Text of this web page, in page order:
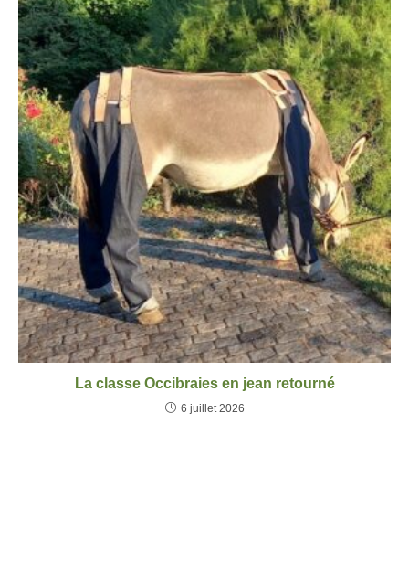
La classe Occibraies en jean retourné
6 juillet 2026